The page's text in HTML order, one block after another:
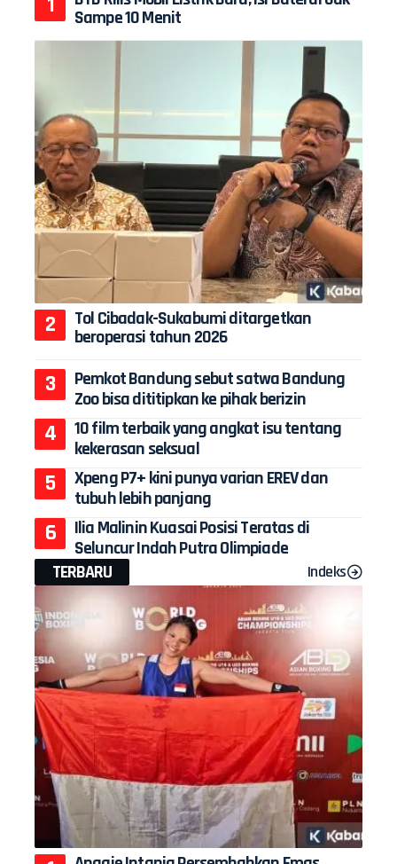
Sampe 10 Menit
Tol Cibadak-Sukabumi ditargetkan
beroperasi tahun 2026
Pemkot Bandung sebut satwa Bandung
Zoo bisa dititipkan ke pihak berizin
10 film terbaik yang angkat isu tentang
kekerasan seksual
Xpeng P7+ kini punya varian EREV dan
tubuh lebih panjang
Ilia Malinin Kuasai Posisi Teratas di
Seluncur Indah Putra Olimpiade
TERBARU
Indeks